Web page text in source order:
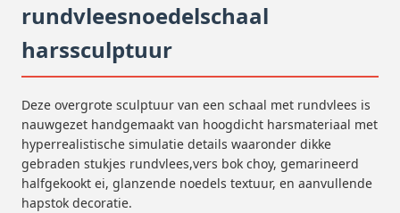
rundvleesnoedelschaal
harssculptuur
Deze overgrote sculptuur van een schaal met rundvlees is
nauwgezet handgemaakt van hoogdicht harsmateriaal met
hyperrealistische simulatie details waaronder dikke
gebraden stukjes rundvlees,vers bok choy, gemarineerd
halfgekookt ei, glanzende noedels textuur, en aanvullende
hapstok decoratie.